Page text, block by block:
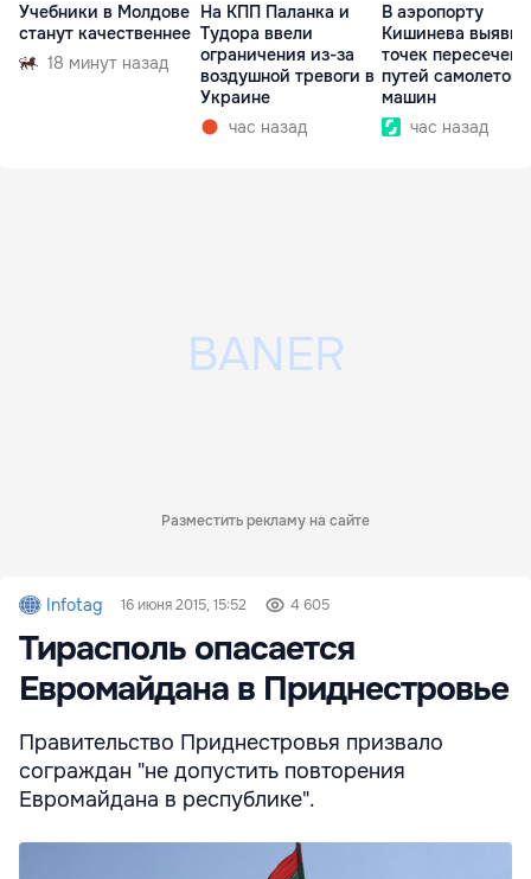
Учебники в Молдове
станут качественнее
18 минут назад
На КПП Паланка и
Тудора ввели
ограничения из-за
воздушной тревоги в
Украине
час назад
В аэропорту
Кишинева
точек
путей самолетов
машин
час назад
Разместить рекламу на сайте
Infotag 16 июня 2015, 15:52 4 605
Тирасполь опасается
Евромайдана в Приднестровье
Правительство Приднестровья призвало
сограждан "не допустить повторения
Евромайдана в республике".